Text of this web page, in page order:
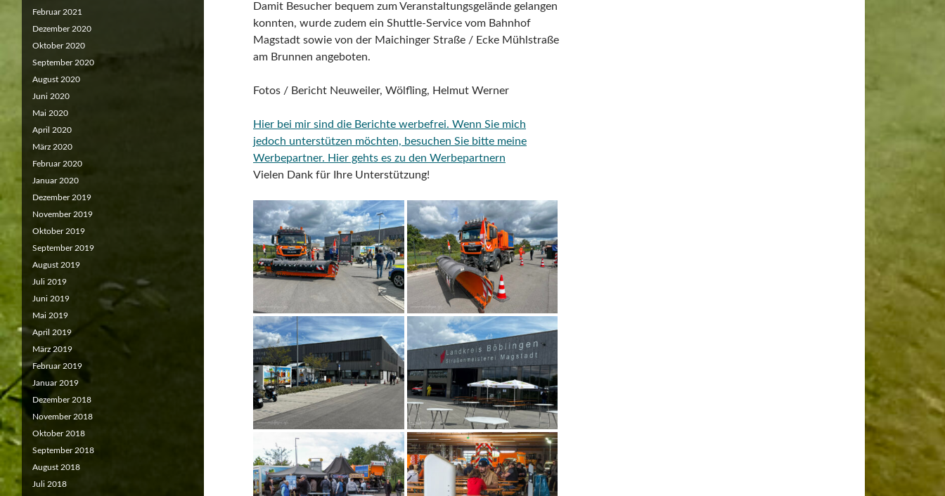
Damit Besucher bequem zum Veranstaltungsgelände gelangen
konnten, wurde zudem ein Shuttle-Service vom Bahnhof
Magstadt sowie von der Maichinger Straße / Ecke Mühlstraße
am Brunnen angeboten.
Fotos / Bericht Neuweiler, Wölfling, Helmut Werner
Hier bei mir sind die Berichte werbefrei. Wenn Sie mich
jedoch unterstützen möchten, besuchen Sie bitte meine
Werbepartner. Hier gehts es zu den Werbepartnern
Vielen Dank für Ihre Unterstützung!
Februar 2021
Dezember 2020
Oktober 2020
September 2020
August 2020
Juni 2020
Mai 2020
April 2020
März 2020
Februar 2020
Januar 2020
Dezember 2019
November 2019
Oktober 2019
September 2019
August 2019
Juli 2019
Juni 2019
Mai 2019
April 2019
März 2019
Februar 2019
Januar 2019
Dezember 2018
November 2018
Oktober 2018
September 2018
August 2018
Juli 2018